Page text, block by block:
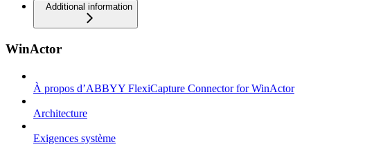
Additional information
WinActor
À propos d’ABBYY FlexiCapture Connector for WinActor
Architecture
Exigences système